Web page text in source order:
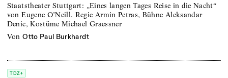
Staatstheater Stuttgart: „Eines langen Tages Reise in die Nacht“
von Eugene O’Neill. Regie Armin Petras, Bühne Aleksandar
Denic, Kostüme Michael Graessner
von Otto Paul Burkhardt
TDZ+